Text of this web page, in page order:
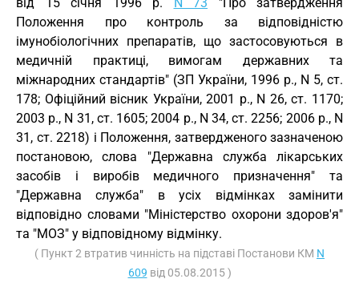
Положення про контроль за відповідністю
імунобіологічних препаратів, що застосовуються в
медичній практиці, вимогам державних та
міжнародних стандартів" (ЗП України, 1996 р., N 5, ст.
178; Офіційний вісник України, 2001 р., N 26, ст. 1170;
2003 р., N 31, ст. 1605; 2004 р., N 34, ст. 2256; 2006 р., N
31, ст. 2218) і Положення, затвердженого зазначеною
постановою, слова "Державна служба лікарських
засобів і виробів медичного призначення" та
"Державна служба" в усіх відмінках замінити
відповідно словами "Міністерство охорони здоров'я"
та "МОЗ" у відповідному відмінку.
( Пункт 2 втратив чинність на підставі Постанови КМ N
609 від 05.08.2015 )